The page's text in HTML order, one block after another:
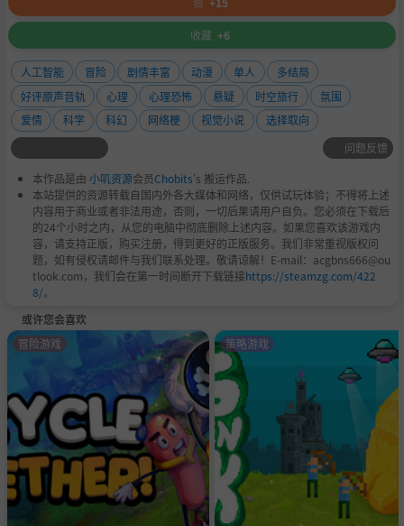
收藏 +6
人工智能 冒险 剧情丰富 动漫 单人
多结局
好评原声音轨
心理 心理恐怖 悬疑 时空旅行
氛围
爱情
科学 科幻 网络梗 视觉小说
选择取向
问题反馈
本作品是由 小叽资源会员Chobits's 搬运作品.
本站提供的资源转载自国内外各大媒体和网络，仅供试玩体验；不得将上述
内容用于商业或者非法用途，否则，一切后果请用户自负。您必须在下载后
的24个小时之内，从您的电脑中彻底删除上述内容。如果您喜欢该游戏内
容，请支持正版，购买注册，得到更好的正版服务。我们非常重视版权问
题，如有侵权请邮件与我们联系处理。敬请谅解！E-mail：acgbns666@ou
tlook.com，我们会在第一时间断开下载链接https://steamzg.com/422
8/。
或许您会喜欢
冒险游戏 策略游戏